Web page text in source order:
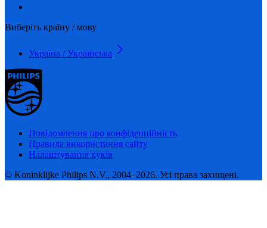
Виберіть країну / мову
Україна / Українська
Повідомлення про конфіденційність
Правила використання сайту
Налаштування куків
© Koninklijke Philips N.V., 2004–2026. Усі права захищені.